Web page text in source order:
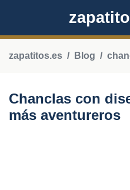
zapatitos.es Blog
Chanclas con
más aventureros